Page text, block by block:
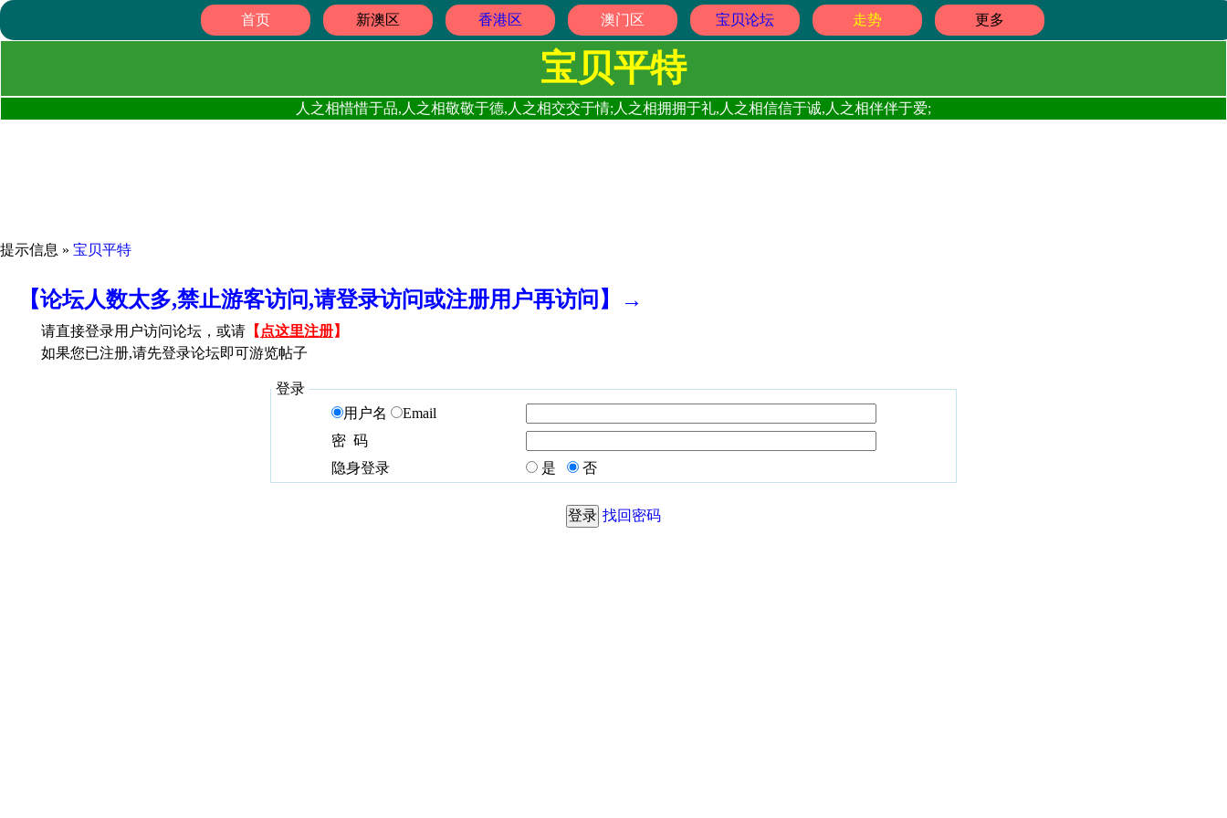
首页 新澳区 香港区 澳门区 宝贝论坛 走势 更多
宝贝平特
人之相惜惜于品,人之相敬敬于德,人之相交交于情;人之相拥拥于礼,人之相信信于诚,人之相伴伴于爱;
提示信息 » 宝贝平特
【论坛人数太多,禁止游客访问,请登录访问或注册用户再访问】→
请直接登录用户访问论坛，或请 【 点这里注册】
如果您已注册,请先登录论坛即可游览帖子
登录
用户名
Email
密 码
隐身登录
是 否
找回密码